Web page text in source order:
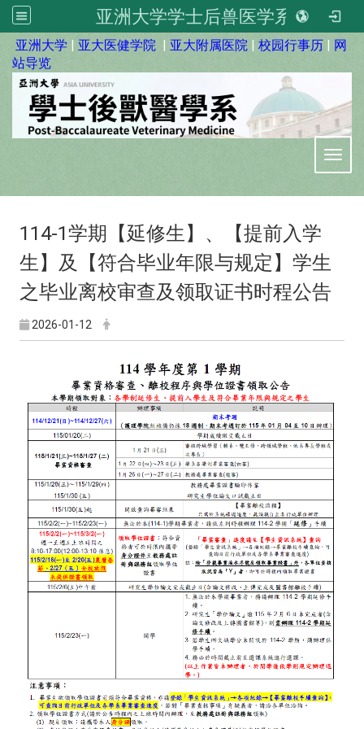
亚洲大学学士后兽医学系
亚洲大学 | 亚大医健学院 | 亚大附属医院 | 校园行事历 | 网
站导览
114-1学期【延修生】、【提前入学
生】及【符合毕业年限与规定】学生
之毕业离校审查及领取证书时程公告
2026-01-12